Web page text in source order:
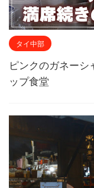
タイ中部
ピンクのガネー
ップ食堂